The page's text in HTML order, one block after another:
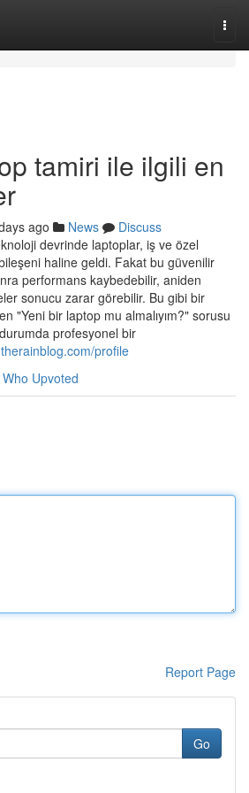
tamiri ile ilgili en
ago News
Discuss
devrinde laptoplar, iş ve özel
bileşeni haline geldi. Fakat bu güvenilir
performans kaybedebilir, aniden
sonucu zarar görebilir. Bu gibi bir
"Yeni bir laptop mu almalıyım?" sorusu
profesyonel bir
profile
Who Upvoted
Report Page
Go